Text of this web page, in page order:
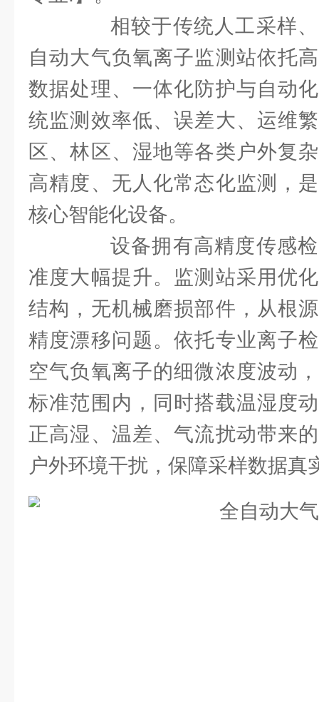
相较于传统人工采样、
自动大气负氧离子监测站依托
数据处理、一体化防护与自动
统监测效率低、误差大、运维
区、林区、湿地等各类户外复
高精度、无人化常态化监测，
核心智能化设备。
设备拥有高精度传感检
准度大幅提升。监测站采用优
结构，无机械磨损部件，从根
精度漂移问题。依托专业离子
空气负氧离子的细微浓度波动
标准范围内，同时搭载温湿度
正高湿、温差、气流扰动带来
户外环境干扰，保障采样数据真